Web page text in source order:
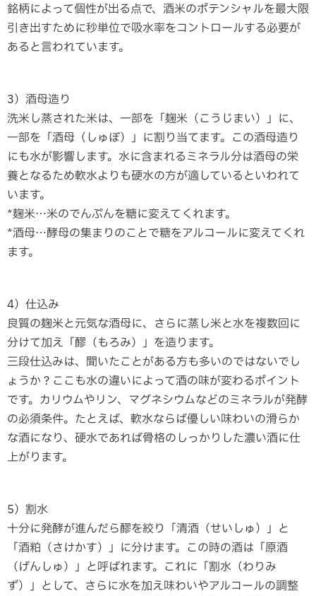
銘柄によって個性が出る点で、酒米のポテンシャルを最大限
引き出すために秒単位で吸水率をコントロールする必要が
あると言われています。
3）酒母造り
洗米し蒸された米は、一部を「麹米（こうじまい）」に、
一部を「酒母（しゅぼ）」に割り当てます。この酒母造り
にも水が影響します。水に含まれるミネラル分は酒母の栄
養となるため軟水よりも硬水の方が適しているといわれて
います。
*麹米…米のでんぷんを糖に変えてくれます。
*酒母…酵母の集まりのことで糖をアルコールに変えてくれ
ます。
4）仕込み
良質の麹米と元気な酒母に、さらに蒸し米と水を複数回に
分けて加え「醪（もろみ）」を造ります。
三段仕込みは、聞いたことがある方も多いのではないでし
ょうか？ここも水の違いによって酒の味が変わるポイント
です。カリウムやリン、マグネシウムなどのミネラルが発酵
の必須条件。たとえば、軟水ならば優しい味わいの滑らか
な酒になり、硬水であれば骨格のしっかりした濃い酒に仕
上がります。
5）割水
十分に発酵が進んだら醪を絞り「清酒（せいしゅ）」と
「酒粕（さけかす）」に分けます。この時の酒は「原酒
（げんしゅ）」と呼ばれます。これに「割水（わりみ
ず）」として、さらに水を加え味わいやアルコールの調整